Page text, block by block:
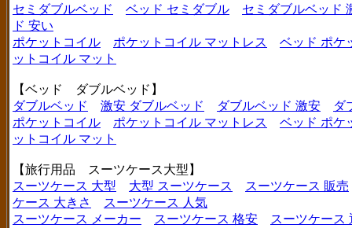
セミダブルベッド
ベッド セミダブル
セミダブルベッド
ド 安い
ポケットコイル
ポケットコイル マットレス
ベッド ポケ
ットコイル マット
【ベッド ダブルベッド】
ダブルベッド
激安 ダブルベッド ダブルベッド 激安
ダ
ポケットコイル
ポケットコイル マットレス
ベッド ポケ
ットコイル マット
【旅行用品 スーツケース大型】
スーツケース 大型
大型 スーツケース
スーツケース 販売
ケース 大きさ
スーツケース 人気
スーツケース メーカー
スーツケース 格安
スーツケース